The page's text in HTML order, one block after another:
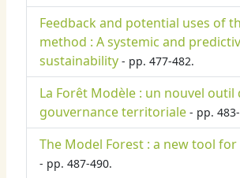
Feedback and potential uses of
method : A systemic and
sustainability - pp. 477-482.
La Forêt Modèle : un nouvel outil
gouvernance territoriale - pp.
The Model Forest : a new tool
- pp. 487-490.